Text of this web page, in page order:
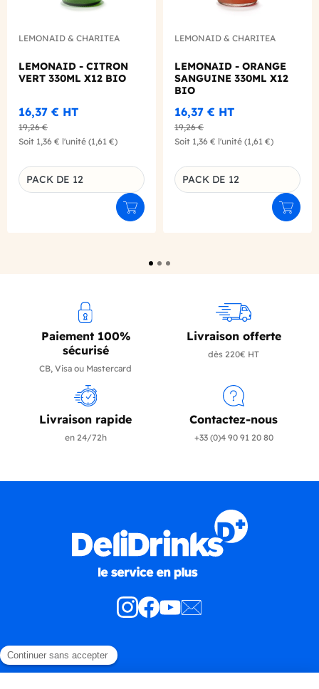
LEMONAID & CHARITEA
LEMONAID - CITRON
VERT 330ML X12 BIO
16,37 € HT
19,26 €
Soit 1,36 € l'unité (1,61 €)
Déclinaison du produit
PACK DE 12
Ajouter au panier
LEMONAID & CHARITEA
LEMONAID - ORANGE
SANGUINE 330ML X12
BIO
16,37 € HT
19,26 €
Soit 1,36 € l'unité (1,61 €)
Déclinaison du produit
PACK DE 12
Paiement 100%
sécurisé
CB, Visa ou Mastercard
Livraison offerte
dès 220€ HT
Livraison rapide
en 24/72h
Contactez-nous
+33 (0)4 90 91 20 80